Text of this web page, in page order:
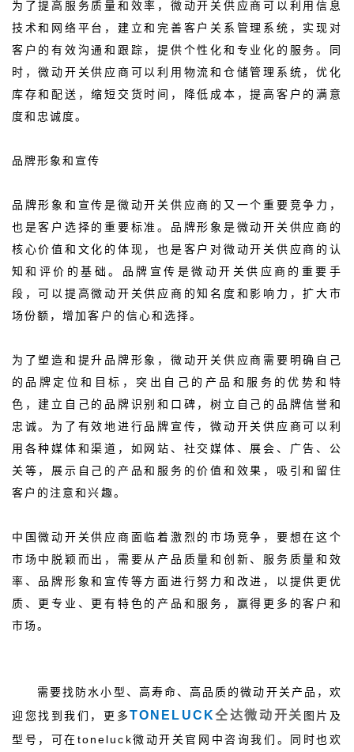
为了提高服务质量和效率，微动开关供应商可以利用信息
技术和网络平台，建立和完善客户关系管理系统，实现对
客户的有效沟通和跟踪，提供个性化和专业化的服务。同
时，微动开关供应商可以利用物流和仓储管理系统，优化
库存和配送，缩短交货时间，降低成本，提高客户的满意
度和忠诚度。
品牌形象和宣传
品牌形象和宣传是微动开关供应商的又一个重要竞争力，
也是客户选择的重要标准。品牌形象是微动开关供应商的
核心价值和文化的体现，也是客户对微动开关供应商的认
知和评价的基础。品牌宣传是微动开关供应商的重要手
段，可以提高微动开关供应商的知名度和影响力，扩大市
场份额，增加客户的信心和选择。
为了塑造和提升品牌形象，微动开关供应商需要明确自己
的品牌定位和目标，突出自己的产品和服务的优势和特
色，建立自己的品牌识别和口碑，树立自己的品牌信誉和
忠诚。为了有效地进行品牌宣传，微动开关供应商可以利
用各种媒体和渠道，如网站、社交媒体、展会、广告、公
关等，展示自己的产品和服务的价值和效果，吸引和留住
客户的注意和兴趣。
中国微动开关供应商面临着激烈的市场竞争，要想在这个
市场中脱颖而出，需要从产品质量和创新、服务质量和效
率、品牌形象和宣传等方面进行努力和改进，以提供更优
质、更专业、更有特色的产品和服务，赢得更多的客户和
市场。
需要找防水小型、高寿命、高品质的微动开关产品，欢
迎您找到我们，更多TONELUCK仝达微动开关 图片及
型号，可在toneluck微动开关官网中咨询我们。同时也欢